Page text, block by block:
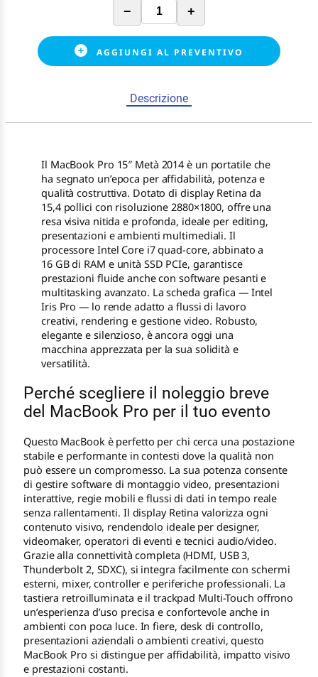
− +
AGGIUNGI AL PREVENTIVO
Descrizione
Il MacBook Pro 15″ Metà 2014 è un portatile che
ha segnato un’epoca per affidabilità, potenza e
qualità costruttiva. Dotato di display Retina da
15,4 pollici con risoluzione 2880×1800, offre una
resa visiva nitida e profonda, ideale per editing,
presentazioni e ambienti multimediali. Il
processore Intel Core i7 quad-core, abbinato a
16 GB di RAM e unità SSD PCIe, garantisce
prestazioni fluide anche con software pesanti e
multitasking avanzato. La scheda grafica — Intel
Iris Pro — lo rende adatto a flussi di lavoro
creativi, rendering e gestione video. Robusto,
elegante e silenzioso, è ancora oggi una
macchina apprezzata per la sua solidità e
versatilità.
Perché scegliere il noleggio breve
del MacBook Pro per il tuo evento
Questo MacBook è perfetto per chi cerca una postazione
stabile e performante in contesti dove la qualità non
può essere un compromesso. La sua potenza consente
di gestire software di montaggio video, presentazioni
interattive, regie mobili e flussi di dati in tempo reale
senza rallentamenti. Il display Retina valorizza ogni
contenuto visivo, rendendolo ideale per designer,
videomaker, operatori di eventi e tecnici audio/video.
Grazie alla connettività completa (HDMI, USB 3,
Thunderbolt 2, SDXC), si integra facilmente con schermi
esterni, mixer, controller e periferiche professionali. La
tastiera retroilluminata e il trackpad Multi-Touch offrono
un’esperienza d’uso precisa e confortevole anche in
ambienti con poca luce. In fiere, desk di controllo,
presentazioni aziendali o ambienti creativi, questo
MacBook Pro si distingue per affidabilità, impatto visivo
e prestazioni costanti.